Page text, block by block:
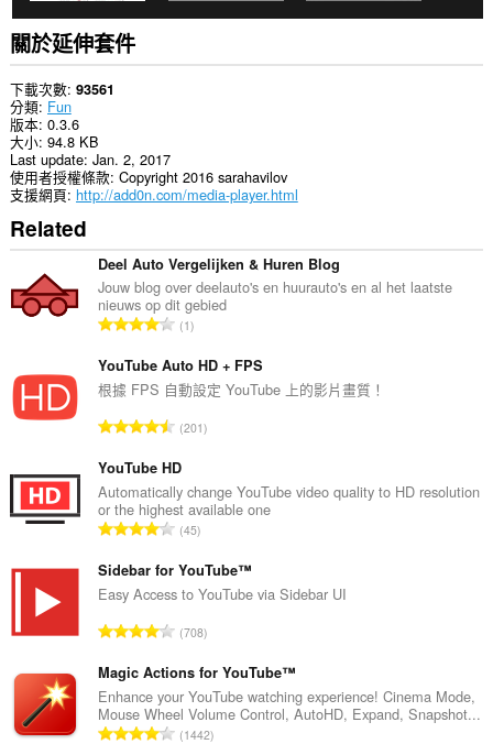
你
的
頁
籤
與
瀏
覽
活
動。
關於延伸套件
下載次數 93561
分類 Fun
版本 0.3.6
大小 94.8 KB
Last update Jan. 2, 2017
使用者授權條款 Copyright 2016 sarahavilov
支援網頁 http://add0n.com/media-player.html
Related
Deel Auto Vergelijken & Huren Blog
Jouw blog over deelauto's en huurauto's en al het laatste
nieuws op dit gebied
評
的
總
數
1
YouTube Auto HD + FPS
根據 FPS 自動設定 YouTube 上的影片畫質！
評
的
總
次
數
201
YouTube HD
Automatically change YouTube video quality to HD resolution
or the highest available one
評
的
總
數
45
Sidebar for YouTube™
Easy Access to YouTube via Sidebar UI
評
的
總
次
數
708
Magic Actions for YouTube™
Enhance your YouTube watching experience! Cinema Mode,
Mouse Wheel Volume Control, AutoHD, Expand, Snapshot...
評1442